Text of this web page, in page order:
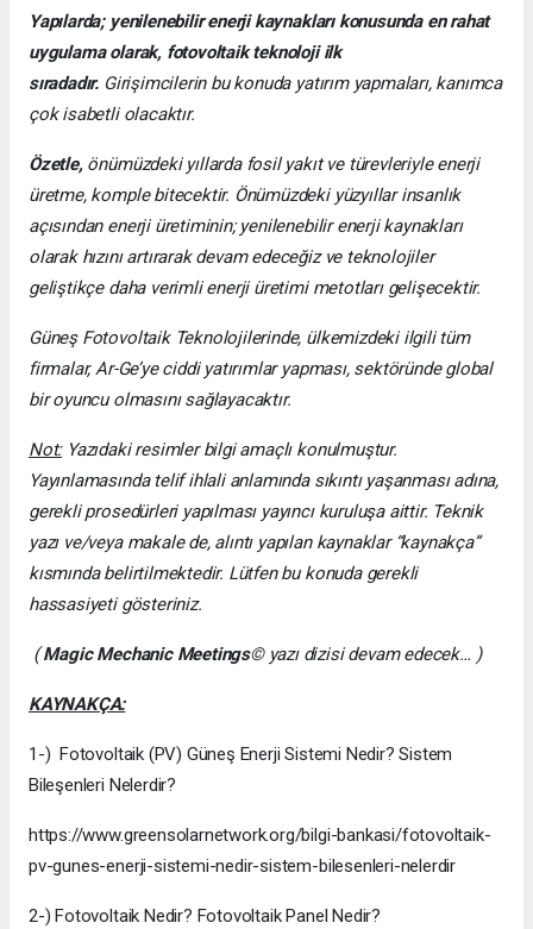
Yapılarda; yenilenebilir enerji kaynakları konusunda en rahat
uygulama olarak, fotovoltaik teknoloji ilk
sıradadır. Girişimcilerin bu konuda yatırım yapmaları, kanımca
çok isabetli olacaktır.
Özetle,önümüzdeki yıllarda fosil yakıt ve türevleriyle enerji
üretme, komple bitecektir. Önümüzdeki yüzyıllar insanlık
açısından enerji üretiminin; yenilenebilir enerji kaynakları
olarak hızını artırarak devam edeceğiz ve teknolojiler
geliştikçe daha verimli enerji üretimi metotları gelişecektir.
Güneş Fotovoltaik Teknolojilerinde, ülkemizdeki ilgili tüm
firmalar, Ar-Ge’ye ciddi yatırımlar yapması, sektöründe global
bir oyuncu olmasını sağlayacaktır.
Not:Yazıdaki resimler bilgi amaçlı konulmuştur.
Yayınlamasında telif ihlali anlamında sıkıntı yaşanması adına,
gerekli prosedürleri yapılması yayıncı kuruluşa aittir. Teknik
yazı ve/veya makale de, alıntı yapılan kaynaklar “kaynakça”
kısmında belirtilmektedir. Lütfen bu konuda gerekli
hassasiyeti gösteriniz.
(Magic Mechanic Meetings© yazı dizisi devam edecek… )
KAYNAKÇA:
1-) Fotovoltaik (PV) Güneş Enerji Sistemi Nedir? Sistem
Bileşenleri Nelerdir?
https://www.greensolarnetwork.org/bilgi-bankasi/fotovoltaik-
pv-gunes-enerji-sistemi-nedir-sistem-bilesenleri-nelerdir
2-) Fotovoltaik Nedir? Fotovoltaik Panel Nedir?